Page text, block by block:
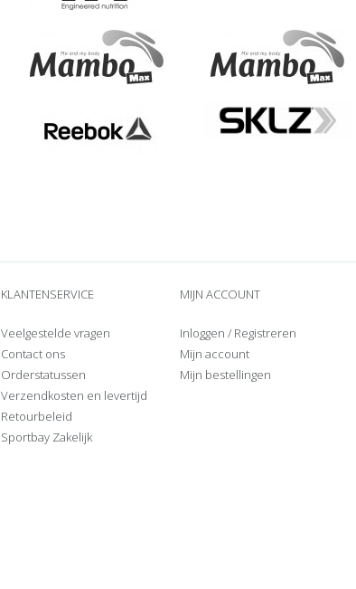
KLANTENSERVICE
Veelgestelde vragen
Contact ons
Orderstatussen
Verzendkosten en levertijd
Retourbeleid
Sportbay Zakelijk
MIJN ACCOUNT
Inloggen / Registreren
Mijn account
Mijn bestellingen